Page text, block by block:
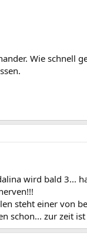
Wie schnell
wird bald 3...
steht einer von
schon... zur zeit